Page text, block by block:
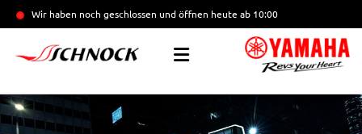
Wir haben noch geschlossen und öffnen heute ab 10:00